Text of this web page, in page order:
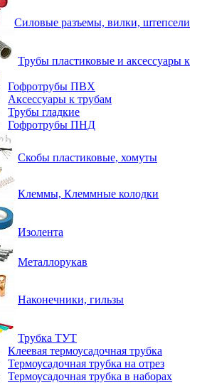
Силовые разъемы, вилки, штепсели
Трубы пластиковые и аксессуары к
Гофротрубы ПВХ
Аксессуары к трубам
Трубы гладкие
Гофротрубы ПНД
Скобы пластиковые, хомуты
Клеммы, Клеммные колодки
Изолента
Металлорукав
Наконечники, гильзы
Трубка ТУТ
Клеевая термоусадочная трубка
Термоусадочная трубка на отрез
Термоусадочная трубка в наборах